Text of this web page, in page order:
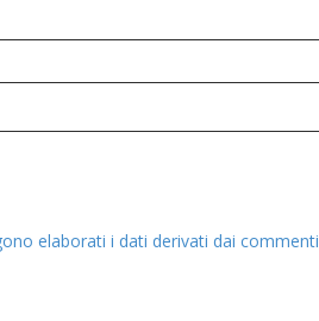
elaborati i dati derivati dai commenti